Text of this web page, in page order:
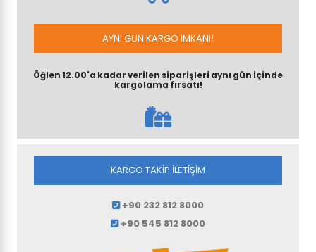
AYNI GÜN KARGO İMKANI!
Öğlen 12.00'a kadar verilen siparişleri aynı gün içinde
kargolama fırsatı!
KARGO TAKİP İLETİŞİM
+90 232 812 8000
+90 545 812 8000